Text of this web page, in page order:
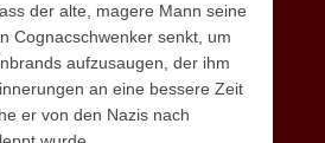
der alte, magere Mann seine
Cognacschwenker senkt, um
aufzusaugen, der ihm
an eine bessere Zeit
er von den Nazis nach